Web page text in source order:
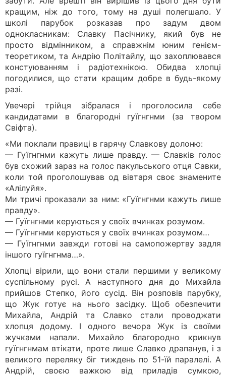
кращим, ніж до того, тому на душі полегшало. У
школі парубок розказав про задум двом
однокласникам: Славку Пасічнику, який був не
просто відмінником, а справжнім юним генієм-
теоретиком, та Андрію Політайлу, що захоплювався
констуюванням і радіотехнікою. Обидва хлопці
погодилися, що стати кращим добре в будь-якому
разі.
Увечері трійця зібралася і проголосила себе
кандидатами в благородні гуїгнгнми (за твором
Свіфта).
«Ми поклали правиці в гарячу Славкову долоню:
— Гуїгнгнми кажуть лише правду. — Славків голос
був схожий зараз на голос пакульського отця Савки,
коли той проголошував од вівтаря своє знамените
«Алілуйя».
Ми тричі проказали за ним: «Гуїгнгнми кажуть лише
правду».
— Гуїгнгнми керуються у своїх вчинках розумом.
— Гуїгнгнми керуються у своїх вчинках розумом…
— Гуїгнгнми завжди готові на самопожертву задля
іншого гуїгнгнма…».
Хлопці вірили, що вони стали першими у великому
суспільному русі. А наступного дня до Михайла
прийшов Степко, його сусід. Він розповів парубку,
що Жук готує на нього засідку. Щоб обезпечити
Михайла, Андрій та Славко стали проводжати
хлопця додому. І одного вечора Жук із своїми
жучками напали. Михайло благородно крикнув
гуїгнгнмам втікати, проте лише Славко драпанув, і з
великого переляку біг тиждень по 51-їй паралелі. А
Андрій, своєю важкою від приладів сумкою,